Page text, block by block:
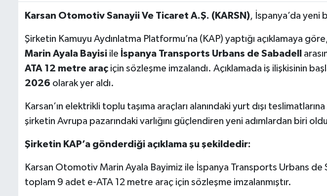
Karsan Otomotiv Sanayii Ve Ticaret A.Ş. (KARSN), İspanya’da yeni
Şirketin Kamuyu Aydınlatma Platformu’na (KAP) yaptığı açıklamaya
Marin Ayala Bayisi ile İspanya Transports Urbans de Sabadell
ATA 12 metre araç için sözleşme imzalandı. Açıklamada iş ilişkisinin
2026 olarak yer aldı.
Karsan’ın elektrikli toplu taşıma araçları alanındaki yurt dışı
şirketin Avrupa pazarındaki varlığını güçlendiren yeni adımlardan biri
Şirketin KAP’a gönderdiği açıklama şu şekildedir:
Karsan Otomotiv Marin Ayala Bayimiz ile İspanya Transports Urbans de
toplam 9 adet e-ATA 12 metre araç için sözleşme imzalanmıştır.